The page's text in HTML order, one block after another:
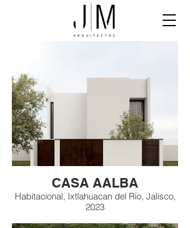
CASA AALBA
Habitacional, Ixtlahuacan del Río, Jalisco,
2023